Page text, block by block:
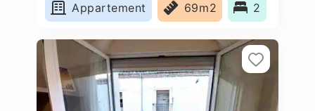
Appartement
69m2 2